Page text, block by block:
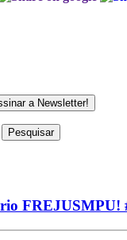
FREJUSMPU!